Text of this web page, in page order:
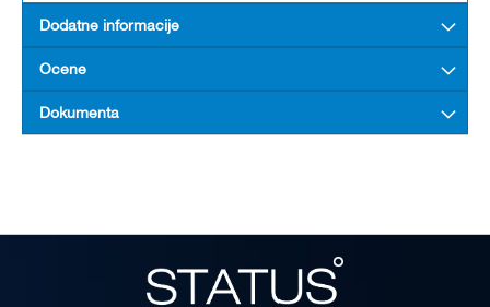
Dodatne informacije
Ocene
Dokumenta